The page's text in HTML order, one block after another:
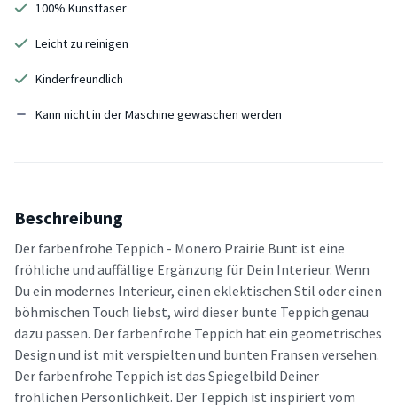
100% Kunstfaser
Leicht zu reinigen
Kinderfreundlich
Kann nicht in der Maschine gewaschen werden
Beschreibung
Der farbenfrohe Teppich - Monero Prairie Bunt ist eine
fröhliche und auffällige Ergänzung für Dein Interieur. Wenn
Du ein modernes Interieur, einen eklektischen Stil oder einen
böhmischen Touch liebst, wird dieser bunte Teppich genau
dazu passen. Der farbenfrohe Teppich hat ein geometrisches
Design und ist mit verspielten und bunten Fransen versehen.
Der farbenfrohe Teppich ist das Spiegelbild Deiner
fröhlichen Persönlichkeit. Der Teppich ist inspiriert vom